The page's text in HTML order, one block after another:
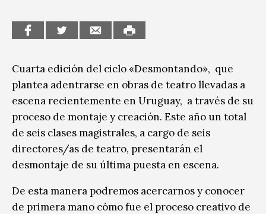
Música
Cuarta edición del ciclo «Desmontando», que
plantea adentrarse en obras de teatro llevadas a
escena recientemente en Uruguay, a través de su
proceso de montaje y creación. Este año un total
de seis clases magistrales, a cargo de seis
directores/as de teatro, presentarán el
desmontaje de su última puesta en escena.
De esta manera podremos acercarnos y conocer
de primera mano cómo fue el proceso creativo de